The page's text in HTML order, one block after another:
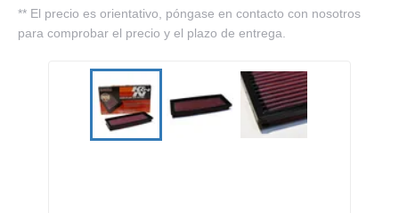
** El precio es orientativo, póngase en contacto con nosotros
para comprobar el precio y el plazo de entrega.